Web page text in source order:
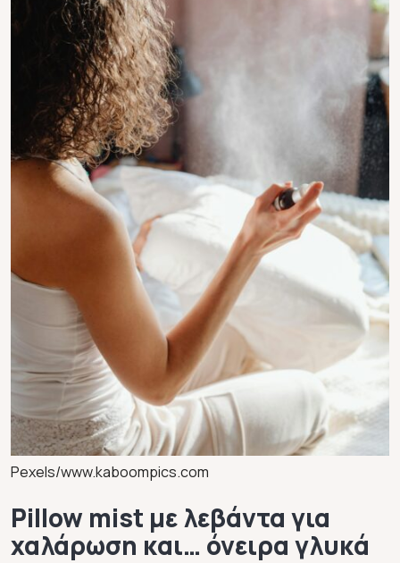
Pexels/www.kaboompics.com
Pillow mist με λεβάντα για
χαλάρωση και… όνειρα γλυκά